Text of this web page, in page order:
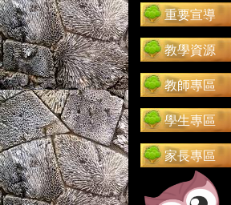
重要宣導
教學資源
教師專區
學生專區
家長專區